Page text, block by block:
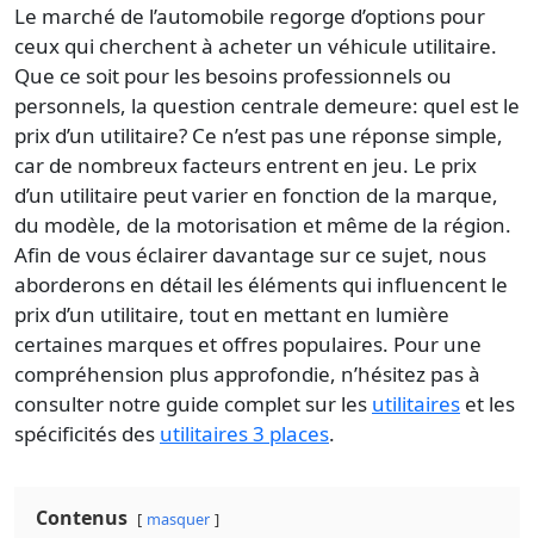
Le marché de l’automobile regorge d’options pour
ceux qui cherchent à acheter un véhicule utilitaire.
Que ce soit pour les besoins professionnels ou
personnels, la question centrale demeure: quel est le
prix d’un utilitaire? Ce n’est pas une réponse simple,
car de nombreux facteurs entrent en jeu. Le prix
d’un utilitaire peut varier en fonction de la marque,
du modèle, de la motorisation et même de la région.
Afin de vous éclairer davantage sur ce sujet, nous
aborderons en détail les éléments qui influencent le
prix d’un utilitaire, tout en mettant en lumière
certaines marques et offres populaires. Pour une
compréhension plus approfondie, n’hésitez pas à
consulter notre guide complet sur les utilitaires et les
spécificités des utilitaires 3 places.
Contenus masquer